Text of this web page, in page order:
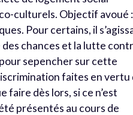
culturels. Objectif avoué :
Pour certains, il
chances et la lutte
sepencher sur cette
faites en vertu
dès lors, si ce n’est
présentés au cours de